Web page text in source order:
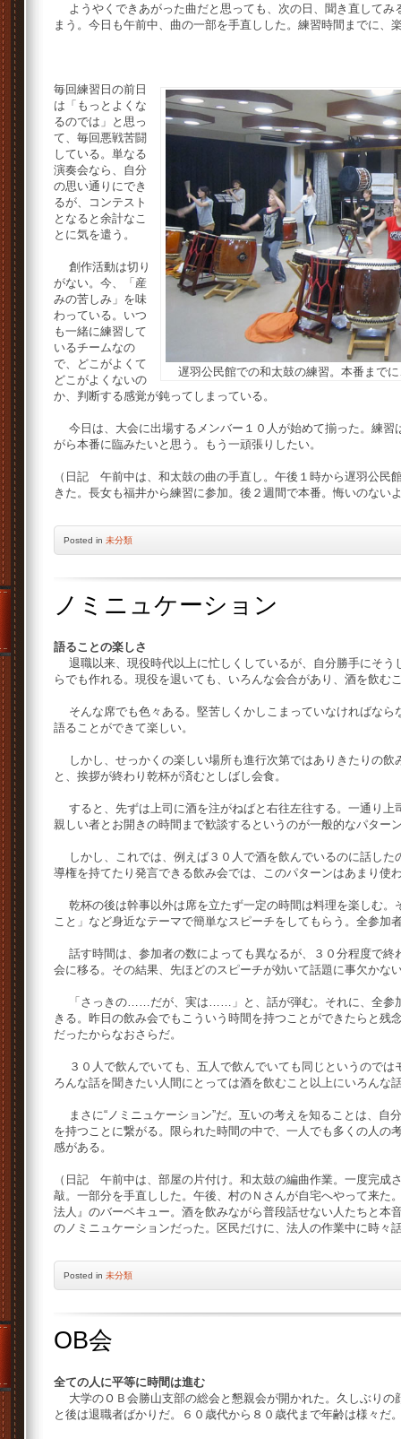
ようやくできあがった曲だと思っても、次の日、聞き直してみ
まう。今日も午前中、曲の一部を手直しした。練習時間までに、
遅羽公民館での和太鼓の練習。本番まで
毎回練習日の前日
は「もっとよくな
るのでは」と思っ
て、毎回悪戦苦闘
している。単なる
演奏会なら、自分
の思い通りにでき
るが、コンテスト
となると余計なこ
とに気を遣う。
創作活動は切り
がない。今、「産
みの苦しみ」を味
わっている。いつ
も一緒に練習して
いるチームなの
で、どこがよくて
どこがよくないの
か、判断する感覚が鈍ってしまっている。
今日は、大会に出場するメンバー１０人が始めて揃った。練習
がら本番に臨みたいと思う。もう一頑張りしたい。
（日記 午前中は、和太鼓の曲の手直し。午後１時から遅羽公民
きた。長女も福井から練習に参加。後２週間で本番。悔いのない
Posted in 未分類
ノミニュケーション
語ることの楽しさ
退職以来、現役時代以上に忙しくしているが、自分勝手にそう
らでも作れる。現役を退いても、いろんな会合があり、酒を飲む
そんな席でも色々ある。堅苦しくかしこまっていなければなら
語ることができて楽しい。
しかし、せっかくの楽しい場所も進行次第ではありきたりの飲
と、挨拶が終わり乾杯が済むとしばし会食。
すると、先ずは上司に酒を注がねばと右往左往する。一通り上
親しい者とお開きの時間まで歓談するというのが一般的なパター
しかし、これでは、例えば３０人で酒を飲んでいるのに話した
導権を持てたり発言できる飲み会では、このパターンはあまり使
乾杯の後は幹事以外は席を立たず一定の時間は料理を楽しむ。
こと」など身近なテーマで簡単なスピーチをしてもらう。全参加
話す時間は、参加者の数によっても異なるが、３０分程度で終
会に移る。その結果、先ほどのスピーチが効いて話題に事欠かな
「さっきの……だが、実は……」と、話が弾む。それに、全参
きる。昨日の飲み会でもこういう時間を持つことができたらと残
だったからなおさらだ。
３０人で飲んでいても、五人で飲んでいても同じというのでは
ろんな話を聞きたい人間にとっては酒を飲むこと以上にいろんな
まさに“ノミニュケーション”だ。互いの考えを知ることは、自
を持つことに繋がる。限られた時間の中で、一人でも多くの人の
感がある。
（日記 午前中は、部屋の片付け。和太鼓の編曲作業。一度完成
敲。一部分を手直しした。午後、村のＮさんが自宅へやって来た
法人』のバーベキュー。酒を飲みながら普段話せない人たちと本
のノミニュケーションだった。区民だけに、法人の作業中に時々
Posted in 未分類
OB会
全ての人に平等に時間は進む
大学のＯＢ会勝山支部の総会と懇親会が開かれた。久しぶりの
と後は退職者ばかりだ。６０歳代から８０歳代まで年齢は様々だ